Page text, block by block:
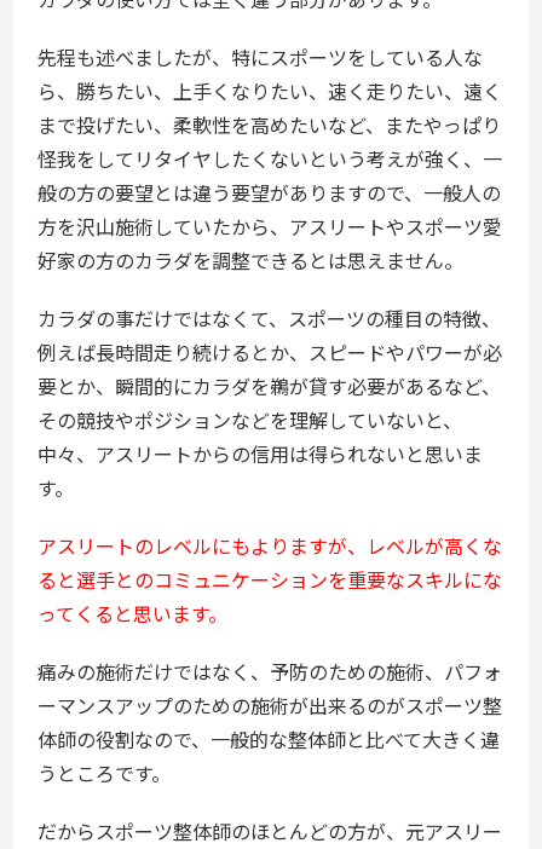
先程も述べましたが、特にスポーツをしている人な
ら、勝ちたい、上手くなりたい、速く走りたい、遠く
まで投げたい、柔軟性を高めたいなど、またやっぱり
怪我をしてリタイヤしたくないという考えが強く、一
般の方の要望とは違う要望がありますので、一般人の
方を沢山施術していたから、アスリートやスポーツ愛
好家の方のカラダを調整できるとは思えません。
カラダの事だけではなくて、スポーツの種目の特徴、
例えば長時間走り続けるとか、スピードやパワーが必
要とか、瞬間的にカラダを鵜が貸す必要があるなど、
その競技やポジションなどを理解していないと、
中々、アスリートからの信用は得られないと思いま
す。
アスリートのレベルにもよりますが、レベルが高くな
ると選手とのコミュニケーションを重要なスキルにな
ってくると思います。
痛みの施術だけではなく、予防のための施術、パフォ
ーマンスアップのための施術が出来るのがスポーツ整
体師の役割なので、一般的な整体師と比べて大きく違
うところです。
だからスポーツ整体師のほとんどの方が、元アスリー